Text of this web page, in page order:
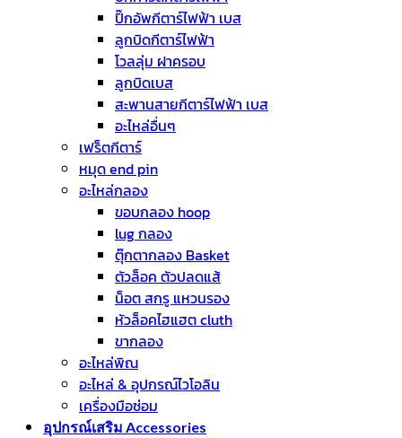
ปิ๊กอัพกีตาร์ไฟฟ้า เบส
ลูกบิดกีตาร์ไฟฟ้า
โวลลุ่ม ฝาครอบ
ลูกบิดเบส
สะพานสายกีตาร์ไฟฟ้า เบส
อะไหล่อื่นๆ
เฟร็ตกีตาร์
หมุด end pin
อะไหล่กลอง
ขอบกลอง hoop
lug กลอง
ตุ๊กตากลอง Basket
ตัวล็อค ตัวปลดแส้
น็อต สกรู แหวนรอง
หัวล็อคไฮแฮต cluth
ขากลอง
อะไหล่พิณ
อะไหล่ & อุปกรณ์ไวโอลิน
เครื่องมือซ่อม
อุปกรณ์เสริม Accessories